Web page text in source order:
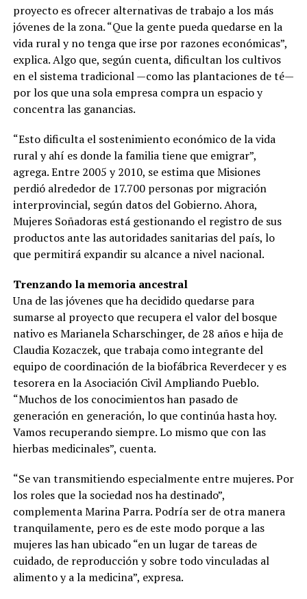
proyecto es ofrecer alternativas de trabajo a los más
jóvenes de la zona. “Que la gente pueda quedarse en la
vida rural y no tenga que irse por razones económicas”,
explica. Algo que, según cuenta, dificultan los cultivos
en el sistema tradicional —como las plantaciones de té—
por los que una sola empresa compra un espacio y
concentra las ganancias.
“Esto dificulta el sostenimiento económico de la vida
rural y ahí es donde la familia tiene que emigrar”,
agrega. Entre 2005 y 2010, se estima que Misiones
perdió alrededor de 17.700 personas por migración
interprovincial, según datos del Gobierno. Ahora,
Mujeres Soñadoras está gestionando el registro de sus
productos ante las autoridades sanitarias del país, lo
que permitirá expandir su alcance a nivel nacional.
Trenzando la memoria ancestral
Una de las jóvenes que ha decidido quedarse para
sumarse al proyecto que recupera el valor del bosque
nativo es Marianela Scharschinger, de 28 años e hija de
Claudia Kozaczek, que trabaja como integrante del
equipo de coordinación de la biofábrica Reverdecer y es
tesorera en la Asociación Civil Ampliando Pueblo.
“Muchos de los conocimientos han pasado de
generación en generación, lo que continúa hasta hoy.
Vamos recuperando siempre. Lo mismo que con las
hierbas medicinales”, cuenta.
“Se van transmitiendo especialmente entre mujeres. Por
los roles que la sociedad nos ha destinado”,
complementa Marina Parra. Podría ser de otra manera
tranquilamente, pero es de este modo porque a las
mujeres las han ubicado “en un lugar de tareas de
cuidado, de reproducción y sobre todo vinculadas al
alimento y a la medicina”, expresa.